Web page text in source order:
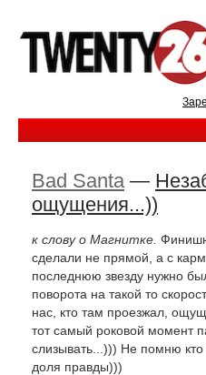
Bad Santa—
ощущения...))
к слову о Магнитке.
сделали не прямой, а с
последнюю звезду нужно
поворота на такой то
нас, кто там проезжал,
тот самый роковой момент
слизывать...))) Не помню кто
доля правды)))